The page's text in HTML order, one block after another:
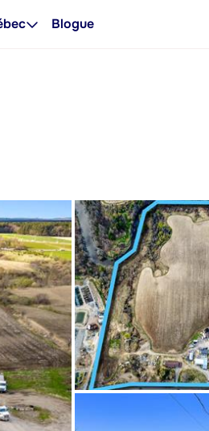
Blogue